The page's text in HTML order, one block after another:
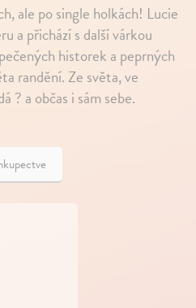
ale po single holkách! Lucie
a přichází s další várkou
historek a peprných
randění. Ze světa, ve
? a občas i sám sebe.